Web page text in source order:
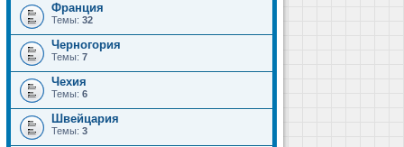
Франция
Темы: 32
Черногория
Темы: 7
Чехия
Темы: 6
Швейцария
Темы: 3